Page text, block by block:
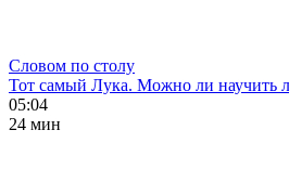
Словом по столу
Тот самый Лука. Можно ли научить
05:04
24 мин